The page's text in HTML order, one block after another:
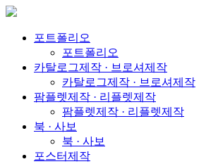
포트폴리오
포트폴리오
카탈로그제작 · 브로셔제작
카탈로그제작 · 브로셔제작
팜플렛제작 · 리플렛제작
팜플렛제작 · 리플렛제작
북 · 사보
북 · 사보
포스터제작